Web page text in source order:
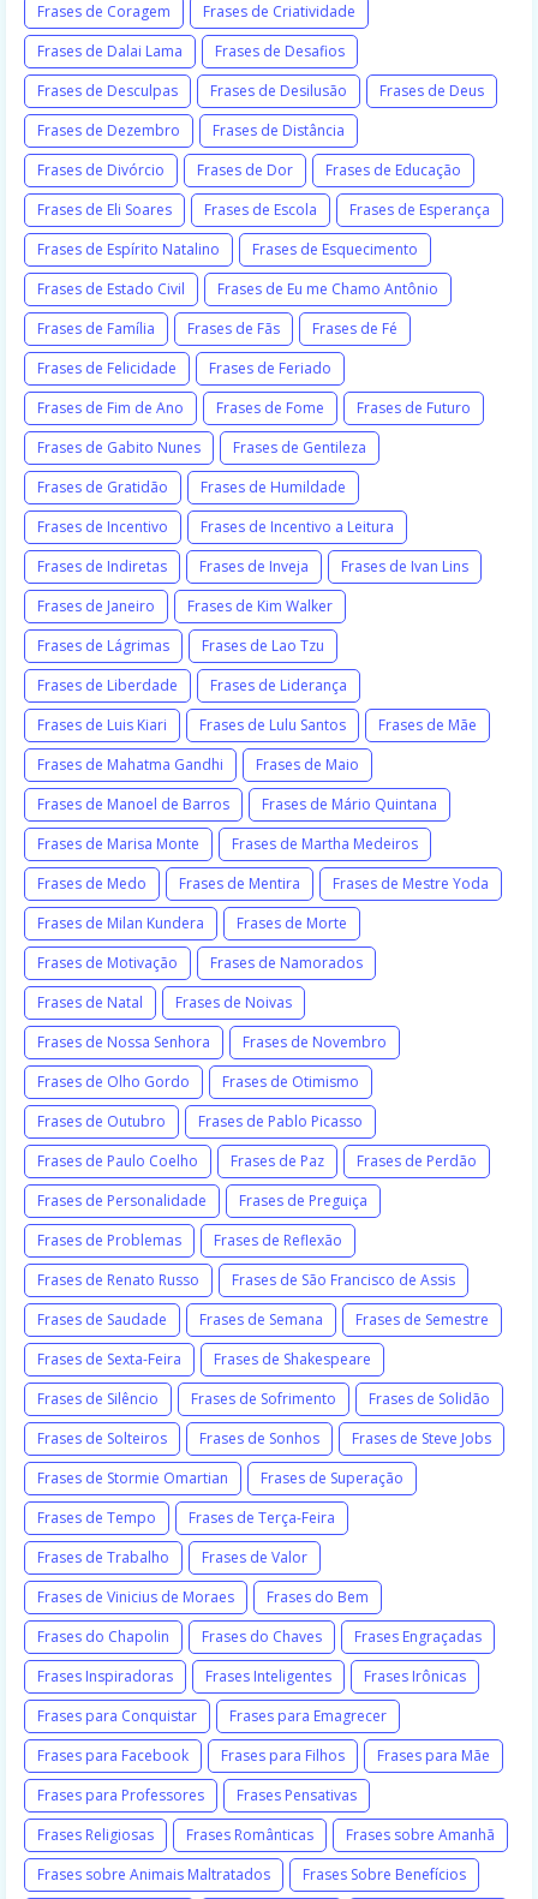
Frases de Coragem
Frases de Criatividade
Frases de Dalai Lama
Frases de Desafios
Frases de Desculpas
Frases de Desilusão
Frases de Deus
Frases de Dezembro
Frases de Distância
Frases de Divórcio
Frases de Dor
Frases de Educação
Frases de Eli Soares
Frases de Escola
Frases de Esperança
Frases de Espírito Natalino
Frases de Esquecimento
Frases de Estado Civil
Frases de Eu me Chamo Antônio
Frases de Família
Frases de Fãs
Frases de Fé
Frases de Felicidade
Frases de Feriado
Frases de Fim de Ano
Frases de Fome
Frases de Futuro
Frases de Gabito Nunes
Frases de Gentileza
Frases de Gratidão
Frases de Humildade
Frases de Incentivo
Frases de Incentivo a Leitura
Frases de Indiretas
Frases de Inveja
Frases de Ivan Lins
Frases de Janeiro
Frases de Kim Walker
Frases de Lágrimas
Frases de Lao Tzu
Frases de Liberdade
Frases de Liderança
Frases de Luis Kiari
Frases de Lulu Santos
Frases de Mãe
Frases de Mahatma Gandhi
Frases de Maio
Frases de Manoel de Barros
Frases de Mário Quintana
Frases de Marisa Monte
Frases de Martha Medeiros
Frases de Medo
Frases de Mentira
Frases de Mestre Yoda
Frases de Milan Kundera
Frases de Morte
Frases de Motivação
Frases de Namorados
Frases de Natal
Frases de Noivas
Frases de Nossa Senhora
Frases de Novembro
Frases de Olho Gordo
Frases de Otimismo
Frases de Outubro
Frases de Pablo Picasso
Frases de Paulo Coelho
Frases de Paz
Frases de Perdão
Frases de Personalidade
Frases de Preguiça
Frases de Problemas
Frases de Reflexão
Frases de Renato Russo
Frases de São Francisco de Assis
Frases de Saudade
Frases de Semana
Frases de Semestre
Frases de Sexta-Feira
Frases de Shakespeare
Frases de Silêncio
Frases de Sofrimento
Frases de Solidão
Frases de Solteiros
Frases de Sonhos
Frases de Steve Jobs
Frases de Stormie Omartian
Frases de Superação
Frases de Tempo
Frases de Terça-Feira
Frases de Trabalho
Frases de Valor
Frases de Vinicius de Moraes
Frases do Bem
Frases do Chapolin
Frases do Chaves
Frases Engraçadas
Frases Inspiradoras
Frases Inteligentes
Frases Irônicas
Frases para Conquistar
Frases para Emagrecer
Frases para Facebook
Frases para Filhos
Frases para Mãe
Frases para Professores
Frases Pensativas
Frases Religiosas
Frases Românticas
Frases sobre Amanhã
Frases sobre Animais Maltratados
Frases Sobre Benefícios